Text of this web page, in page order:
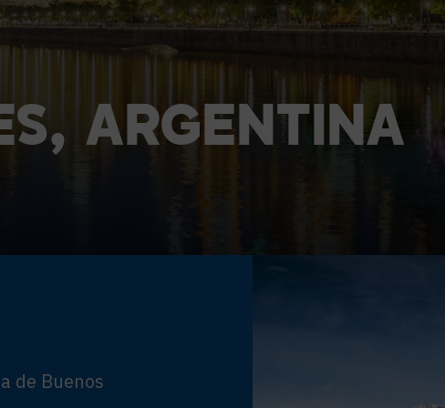
TECHNOLOGIEPARTNER
ARGENTINA
de Buenos